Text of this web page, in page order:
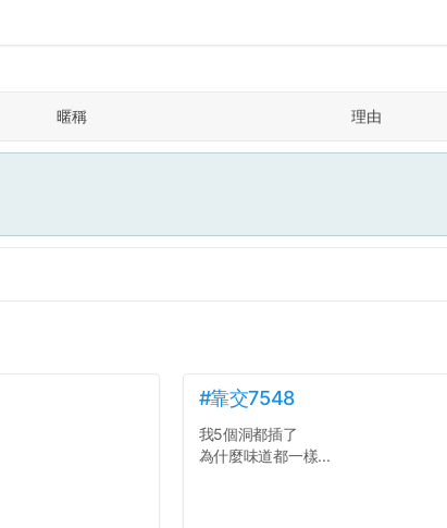
暱稱 理由
#靠交7548
我5個洞都插了
為什麼味道都一樣...